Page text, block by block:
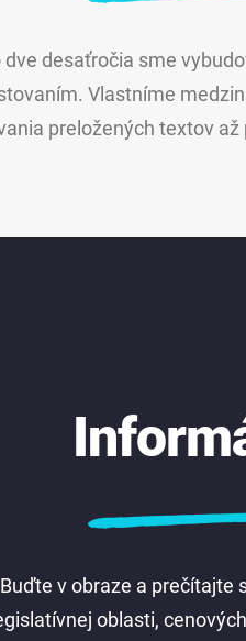
dve desaťročia sme
Vlastníme
preložených textov
Buďte v obraze a prečítajte
oblasti,